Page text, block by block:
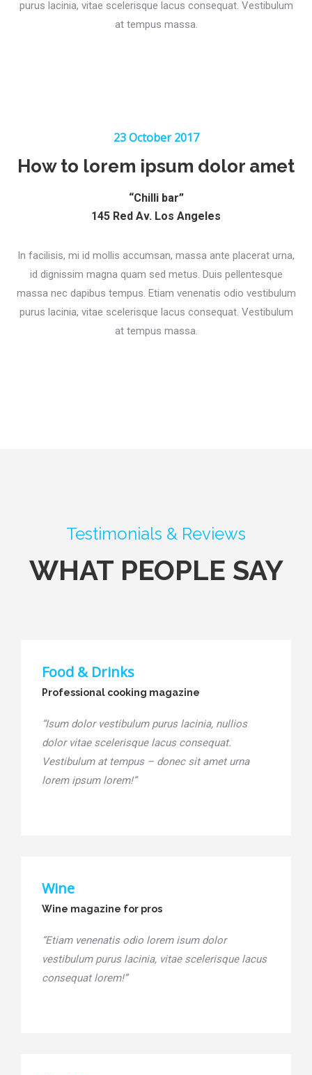
purus lacinia, vitae scelerisque lacus consequat. Vestibulum
at tempus massa.
23 October 2017
How to lorem ipsum dolor amet
“Chilli bar”
145 Red Av. Los Angeles
In facilisis, mi id mollis accumsan, massa ante placerat urna,
id dignissim magna quam sed metus. Duis pellentesque
massa nec dapibus tempus. Etiam venenatis odio vestibulum
purus lacinia, vitae scelerisque lacus consequat. Vestibulum
at tempus massa.
Testimonials & Reviews
WHAT PEOPLE SAY
Food & Drinks
Professional cooking magazine
“Isum dolor vestibulum purus lacinia, nullios
dolor vitae scelerisque lacus consequat.
Vestibulum at tempus – donec sit amet urna
lorem ipsum lorem!”
Wine
Wine magazine for pros
“Etiam venenatis odio lorem isum dolor
vestibulum purus lacinia, vitae scelerisque lacus
consequat lorem!”